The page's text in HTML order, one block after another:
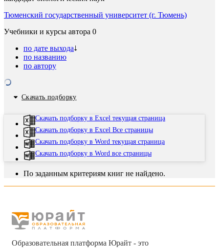
Тюменский государственный университет (г. Тюмень)
Учебники и курсы автора 0
по дате выхода
по названию
по автору
Скачать подборку
Скачать подборку в Excel текущая страница
Скачать подборку в Excel Все страницы
Скачать подборку в Word текущая страница
Скачать подборку в Word все страницы
По заданным критериям книг не найдено.
Образовательная платформа Юрайт - это